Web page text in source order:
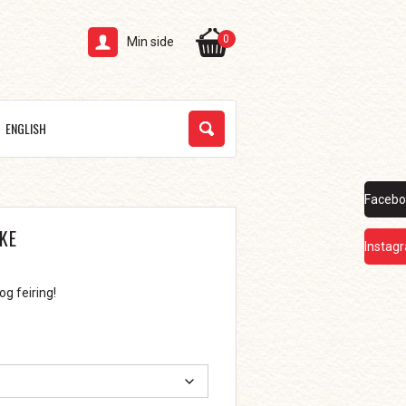
Min side 0
ENGLISH
feiring!